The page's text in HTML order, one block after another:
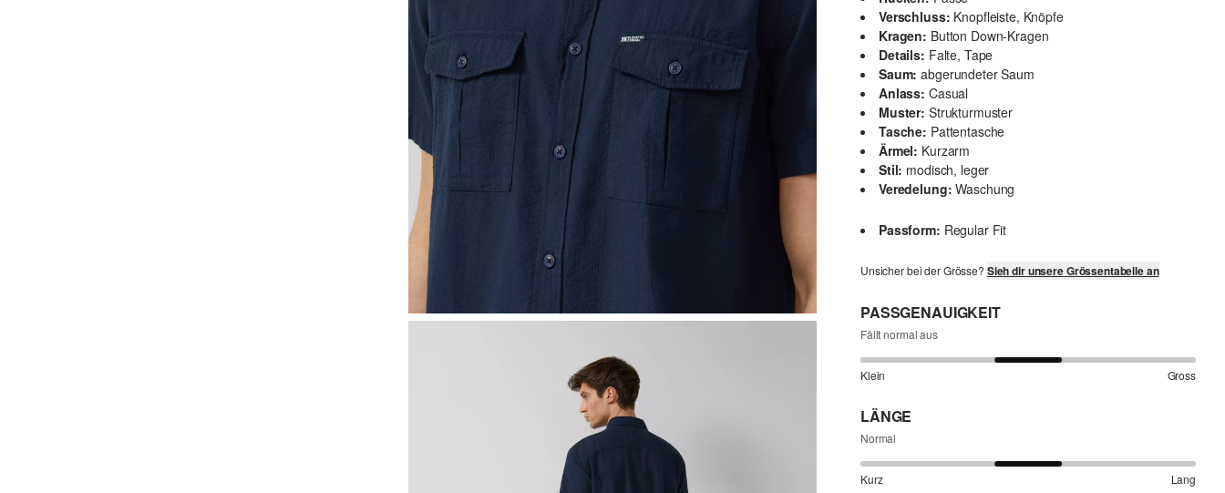
Verschluss: Knopfleiste, Knöpfe
Kragen: Button Down-Kragen
Details: Falte, Tape
Saum: abgerundeter Saum
Anlass: Casual
Muster: Strukturmuster
Tasche: Pattentasche
Ärmel: Kurzarm
Stil: modisch, leger
Veredelung: Waschung
Passform: Regular Fit
Unsicher bei der Grösse? Sieh dir unsere Grössentabelle an
PASSGENAUIGKEIT
Fällt normal aus
Klein Gross
LÄNGE
Normal
Kurz Lang